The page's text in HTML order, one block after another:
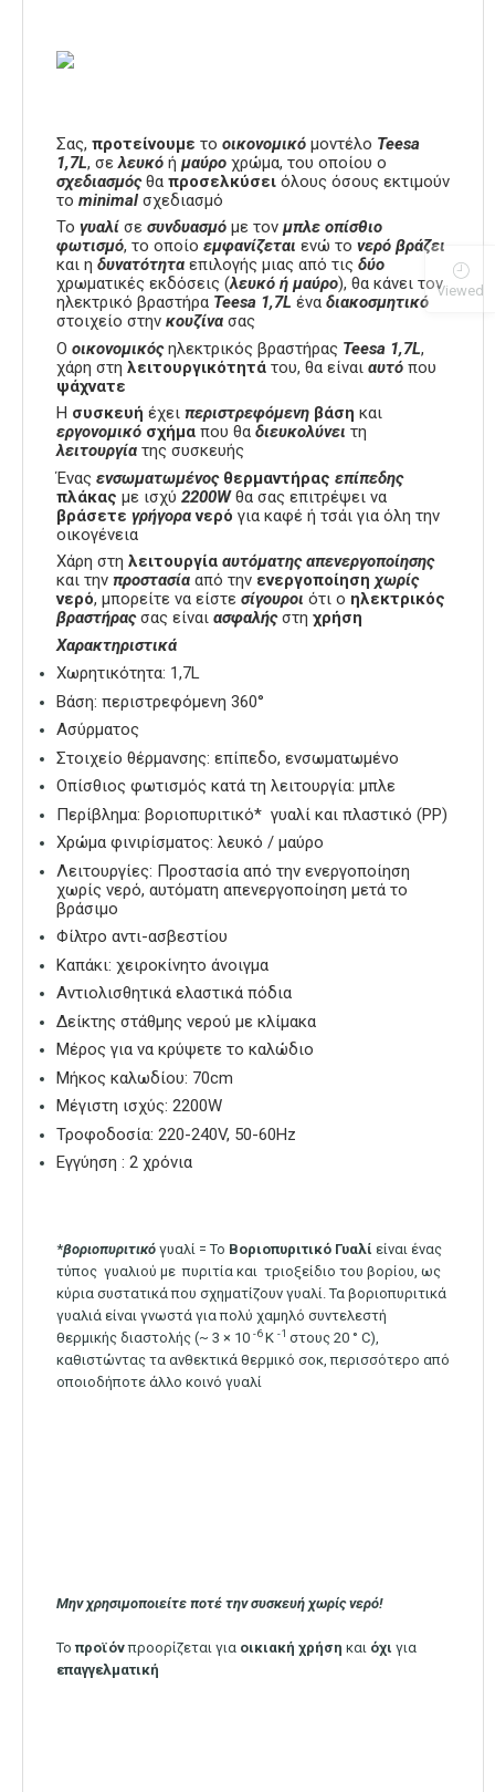
Σας, προτείνουμε το οικονομικό μοντέλο Teesa
1,7L, σελευκό ή μαύρο χρώμα, του οποίου ο
σχεδιασμόςθα προσελκύσει όλους όσους εκτιμούν
τo minimal σχεδιασμό
Το γυαλί σε συνδυασμό με τον μπλε οπίσθιο
φωτισμό, το οποίο εμφανίζεται ενώ το νερό βράζει
και η δυνατότητα επιλογής μιας από τις δύο
χρωματικές εκδόσεις (λευκό ή μαύρο), θα κάνει τον
ηλεκτρικό βραστήρα Teesa 1,7L ένα διακοσμητικό
στοιχείο στην κουζίνα σας
Ο οικονομικός ηλεκτρικός βραστήρας Teesa 1,7L,
χάρη στη λειτουργικότητά του, θα είναι αυτό που
ψάχνατε
Η συσκευή έχει περιστρεφόμενη βάση και
εργονομικό σχήμα που θα διευκολύνει τη
λειτουργία της συσκευής
Ένας ενσωματωμένοςθερμαντήρας επίπεδης
πλάκας με ισχύ 2200W θα σας επιτρέψει να
βράσετε γρήγορα νερό για καφέ ή τσάι για όλη την
οικογένεια
Χάρη στη λειτουργία αυτόματης απενεργοποίησης
και την προστασία από την ενεργοποίηση χωρίς
νερό, μπορείτε να είστε σίγουροι ότι ο ηλεκτρικός
βραστήρας σας είναι ασφαλής στη χρήση
Χαρακτηριστικά
Χωρητικότητα: 1,7L
Βάση: περιστρεφόμενη 360°
Ασύρματος
Στοιχείο θέρμανσης: επίπεδο, ενσωματωμένο
Οπίσθιος φωτισμός κατά τη λειτουργία: μπλε
Περίβλημα: βοριοπυριτικό* γυαλί και πλαστικό (PP)
Χρώμα φινιρίσματος: λευκό / μαύρο
Λειτουργίες: Προστασία από την ενεργοποίηση
χωρίς νερό, αυτόματη απενεργοποίηση μετά το
βράσιμο
Φίλτρο αντι-ασβεστίου
Καπάκι: χειροκίνητο άνοιγμα
Αντιολισθητικά ελαστικά πόδια
Δείκτης στάθμης νερού με κλίμακα
Mέρος για να κρύψετε το καλώδιο
Μήκος καλωδίου: 70cm
Μέγιστη ισχύς: 2200W
Τροφοδοσία: 220-240V, 50-60Hz
Εγγύηση : 2 χρόνια
*βοριοπυριτικό γυαλί = Το Βοριοπυριτικό Γυαλί είναι ένας
τύπος γυαλιού με πυριτία και τριοξείδιο του βορίου, ως
κύρια συστατικά που σχηματίζουν γυαλί. Τα βοριοπυριτικά
γυαλιά είναι γνωστά για πολύ χαμηλό συντελεστή
θερμικής διαστολής (~ 3 × 10 -6K -1 στους 20 ° C),
καθιστώντας τα ανθεκτικά θερμικό σοκ, περισσότερο από
οποιοδήποτε άλλο κοινό γυαλί
Μην χρησιμοποιείτε ποτέ την συσκευή χωρίς νερό!
Τοπροϊόνπροορίζεται για οικιακή χρήση και όχι για
επαγγελματική
Viewed